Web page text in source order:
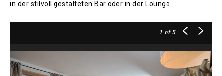
in der stilvoll gestalteten Bar oder in der Lounge.
1 of 5